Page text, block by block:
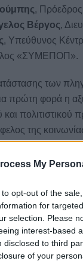
My
to opt-out of the
for
selection. Please
interest-based
disclosed to third
of your
,
Βέργος,
, Υπεύθυνος
«ΣΥΜΕΠΟΠ».
των
πρώτη φορά η
πολιτιστικού
της